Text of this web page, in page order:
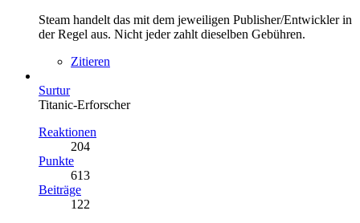
Steam handelt das mit dem jeweiligen Publisher/Entwickler in
der Regel aus. Nicht jeder zahlt dieselben Gebühren.
Zitieren
Surtur
Titanic-Erforscher
Reaktionen
204
Punkte
613
Beiträge
122